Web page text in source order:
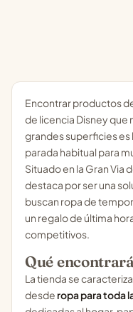
Encontrar productos
de licencia Disney que
grandes superficies es
parada habitual para
Situado en la Gran Via
destaca por ser una
buscan ropa de
un regalo de última
competitivos.
Qué
La tienda se
desde ropa para toda